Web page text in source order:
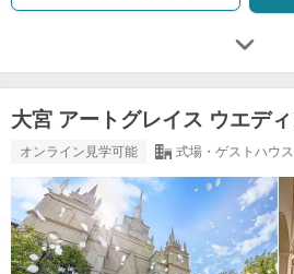
大宮 アートグレイス ウエデ
オンライン見学可能 式場・ゲストハウス